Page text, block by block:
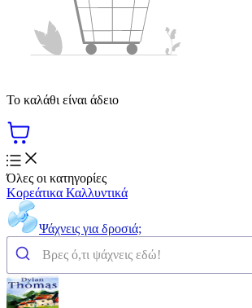
Το καλάθι είναι άδειο
Όλες οι κατηγορίες
Κορεάτικα Καλλυντικά
Ψάχνεις για δροσιά;